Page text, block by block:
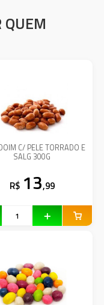
QUEM
C/ PELE TORRADO E
SALG 300G
R$ 13,99